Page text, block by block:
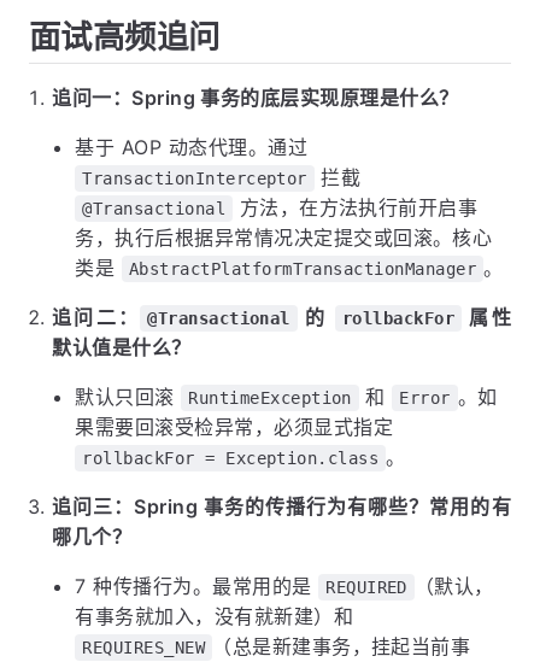
面试高频追问
追问一：Spring 事务的底层实现原理是什么？
基于 AOP 动态代理。通过
TransactionInterceptor 拦截
@Transactional
方法，在方法执行前开启事
务，执行后根据异常情况决定提交或回滚。核心
类是
AbstractPlatformTransactionManager 。
追问二： @Transactional 的 rollbackFor
属性
默认值是什么？
默认只回滚 RuntimeException 和 Error 。如
果需要回滚受检异常，必须显式指定
rollbackFor = Exception.class 。
追问三：Spring 事务的传播行为有哪些？常用的有
哪几个？
7 种传播行为。最常用的是 REQUIRED
（默认，
有事务就加入，没有就新建）和
REQUIRES_NEW
（总是新建事务，挂起当前事